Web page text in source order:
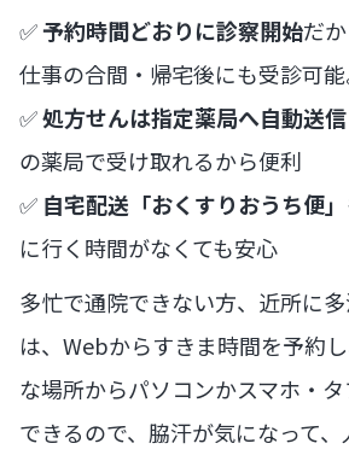
✅予約時間どおりに診察開始だ
仕事の合間・帰宅後にも受診可
✅処方せんは指定薬局へ自動送信
の薬局で受け取れるから便利
✅ 自宅配送「おくすりおうち便」
に行く時間がなくても安心
多忙で通院できない方、近所に
は、Webからすきま時間を予約
な場所からパソコンかスマホ・
できるので、脇汗が気になって